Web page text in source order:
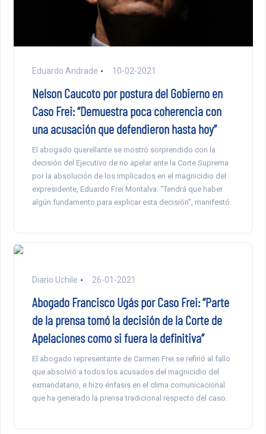
Eduardo Andrade 10-02-2021
Nelson Caucoto por postura del Gobierno en
Caso Frei: “Demuestra poca coherencia con
una acusación que defendieron hasta hoy”
El abogado querellante se mostró sorprendido con la
decisión del Ejecutivo de no apelar ante la Corte Suprema
por la absolución de los implicados en el magnicidio del
expresidente, Eduardo Frei Montalva. “Tendrá que haber
algún fundamento para explicar esta decisión”, manifestó.
Diario Uchile 26-01-2021
Abogado Francisco Ugás por Caso Frei: “Parte
de la prensa tomó la decisión de la Corte de
Apelaciones como si fuera la definitiva”
El abogado representante de Carmen Frei se refirió al fallo
que absolvió a todos los acusados del magnicidio del
exmandatario, e hizo énfasis en el clima comunicacional
que ha generado la prensa tradicional respecto del caso.